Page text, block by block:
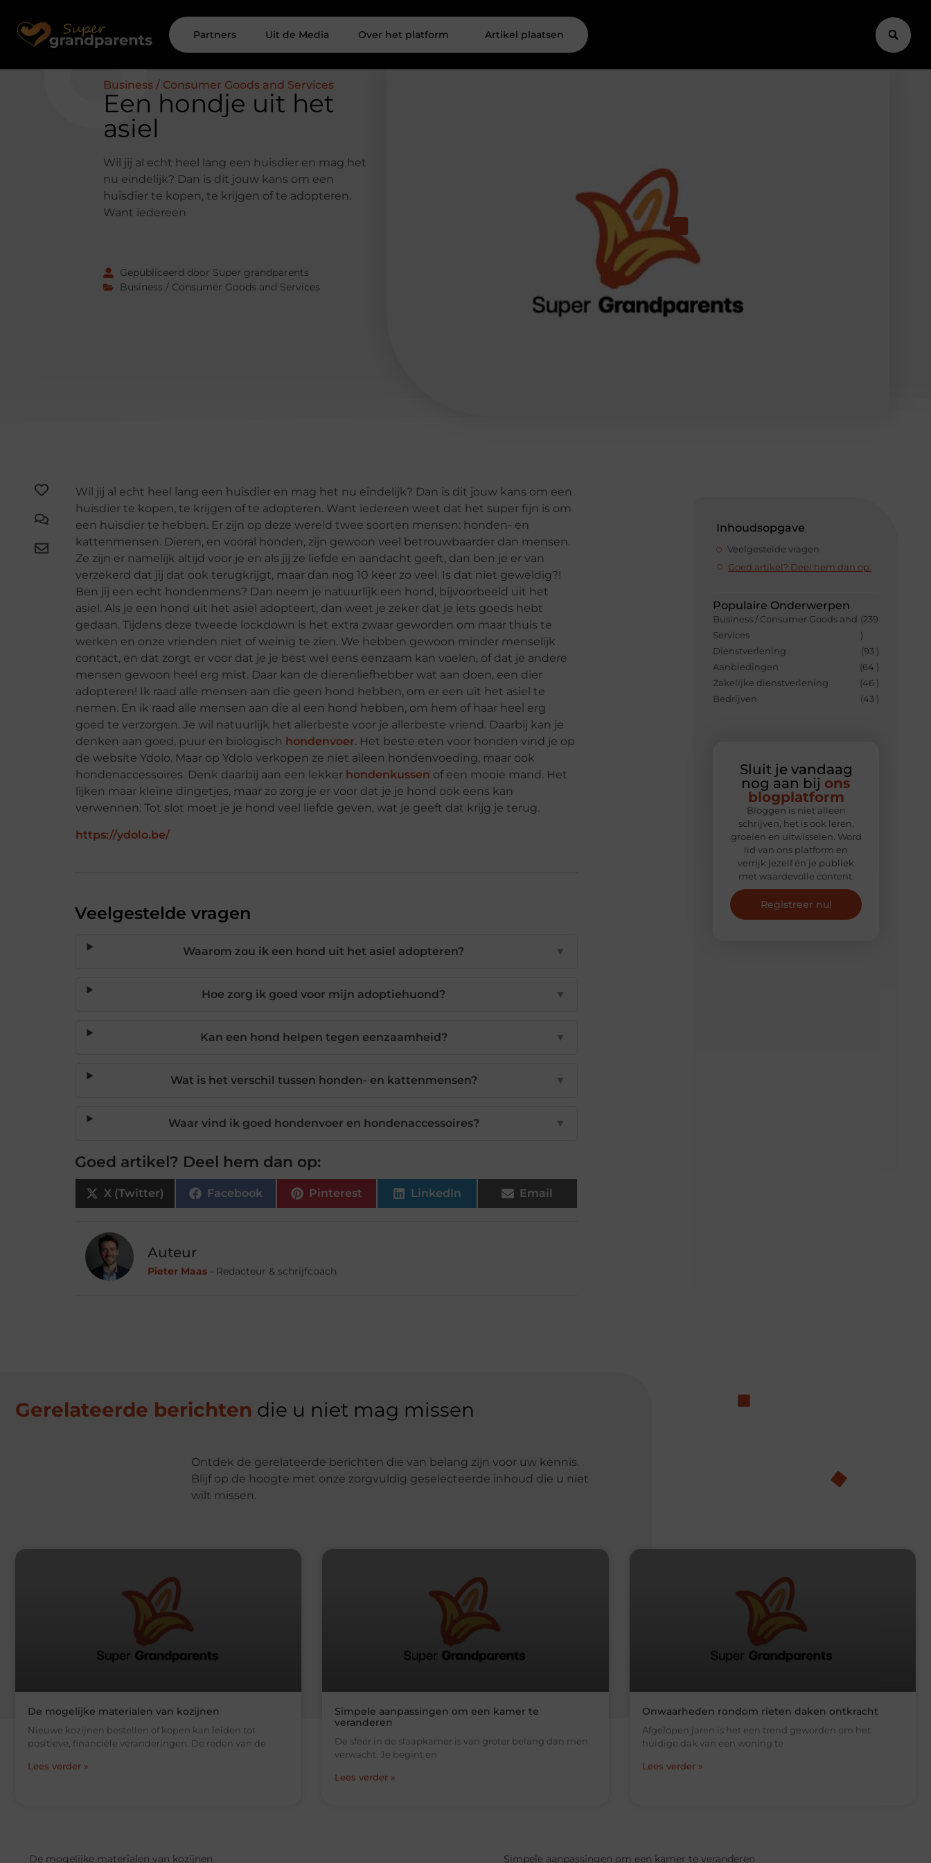
Partners Uit de Media Over het platform Artikel plaatsen
Business / Consumer Goods and Services
Een hondje uit het
asiel
Wil jij al echt heel lang een huisdier en mag het
nu eindelijk? Dan is dit jouw kans om een
huisdier te kopen, te krijgen of te adopteren.
Want iedereen
Gepubliceerd door Super grandparents
Business / Consumer Goods and Services
Inhoudsopgave
Veelgestelde vragen
Goed artikel? Deel hem dan op:
Populaire Onderwerpen
Business / Consumer Goods and
Services
(239
)
Dienstverlening
(93 )
Aanbiedingen
(64 )
Zakelijke dienstverlening
(46 )
Bedrijven
(43 )
Sluit je vandaag
nog aan bij ons
blogplatform
Bloggen is niet alleen
schrijven, het is ook leren,
groeien en uitwisselen. Word
lid van ons platform en
verrijk jezelf én je publiek
met waardevolle content.
Registreer nu!
Wil jij al echt heel lang een huisdier en mag het nu eindelijk? Dan is dit jouw kans om een
huisdier te kopen, te krijgen of te adopteren. Want iedereen weet dat het super fijn is om
een huisdier te hebben. Er zijn op deze wereld twee soorten mensen: honden- en
kattenmensen. Dieren, en vooral honden, zijn gewoon veel betrouwbaarder dan mensen.
Ze zijn er namelijk altijd voor je en als jij ze liefde en aandacht geeft, dan ben je er van
verzekerd dat jij dat ook terugkrijgt, maar dan nog 10 keer zo veel. Is dat niet geweldig?!
Ben jij een echt hondenmens? Dan neem je natuurlijk een hond, bijvoorbeeld uit het
asiel. Als je een hond uit het asiel adopteert, dan weet je zeker dat je iets goeds hebt
gedaan. Tijdens deze tweede lockdown is het extra zwaar geworden om maar thuis te
werken en onze vrienden niet of weinig te zien. We hebben gewoon minder menselijk
contact, en dat zorgt er voor dat je je best wel eens eenzaam kan voelen, of dat je andere
mensen gewoon heel erg mist. Daar kan de dierenliefhebber wat aan doen, een dier
adopteren! Ik raad alle mensen aan die geen hond hebben, om er een uit het asiel te
nemen. En ik raad alle mensen aan die al een hond hebben, om hem of haar heel erg
goed te verzorgen. Je wil natuurlijk het allerbeste voor je allerbeste vriend. Daarbij kan je
denken aan goed, puur en biologisch hondenvoer. Het beste eten voor honden vind je op
de website Ydolo. Maar op Ydolo verkopen ze niet alleen hondenvoeding, maar ook
hondenaccessoires. Denk daarbij aan een lekker hondenkussen of een mooie mand. Het
lijken maar kleine dingetjes, maar zo zorg je er voor dat je je hond ook eens kan
verwennen. Tot slot moet je je hond veel liefde geven, wat je geeft dat krijg je terug.
https://ydolo.be/
Veelgestelde vragen
Waarom zou ik een hond uit het asiel adopteren? ▼
Hoe zorg ik goed voor mijn adoptiehuond? ▼
Kan een hond helpen tegen eenzaamheid? ▼
Wat is het verschil tussen honden- en kattenmensen? ▼
Waar vind ik goed hondenvoer en hondenaccessoires? ▼
Goed artikel? Deel hem dan op:
X (Twitter) Facebook Pinterest LinkedIn Email
Auteur
Pieter Maas - Redacteur & schrijfcoach
Gerelateerde berichten die u niet mag missen
Ontdek de gerelateerde berichten die van belang zijn voor uw kennis.
Blijf op de hoogte met onze zorgvuldig geselecteerde inhoud die u niet
wilt missen.
De mogelijke materialen van kozijnen
Nieuwe kozijnen bestellen of kopen kan leiden tot
positieve, financiële veranderingen. De reden van de
Lees verder »
Simpele aanpassingen om een kamer te
veranderen
De sfeer in de slaapkamer is van groter belang dan men
verwacht. Je begint en
Lees verder »
Onwaarheden rondom rieten daken ontkracht
Afgelopen jaren is het een trend geworden om het
huidige dak van een woning te
Lees verder »
De mogelijke materialen van kozijnen Simpele aanpassingen om een kamer te veranderen